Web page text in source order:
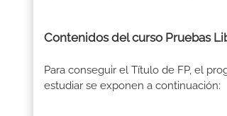
Contenidos del curso Pruebas
Para conseguir el Título de FP, el
estudiar se exponen a continuación: